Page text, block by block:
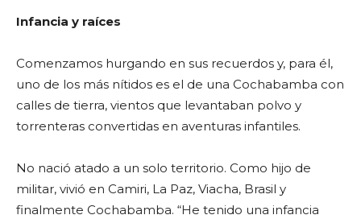
Infancia y raíces
Comenzamos hurgando en sus recuerdos y, para él,
uno de los más nítidos es el de una Cochabamba con
calles de tierra, vientos que levantaban polvo y
torrenteras convertidas en aventuras infantiles.
No nació atado a un solo territorio. Como hijo de
militar, vivió en Camiri, La Paz, Viacha, Brasil y
finalmente Cochabamba. “He tenido una infancia